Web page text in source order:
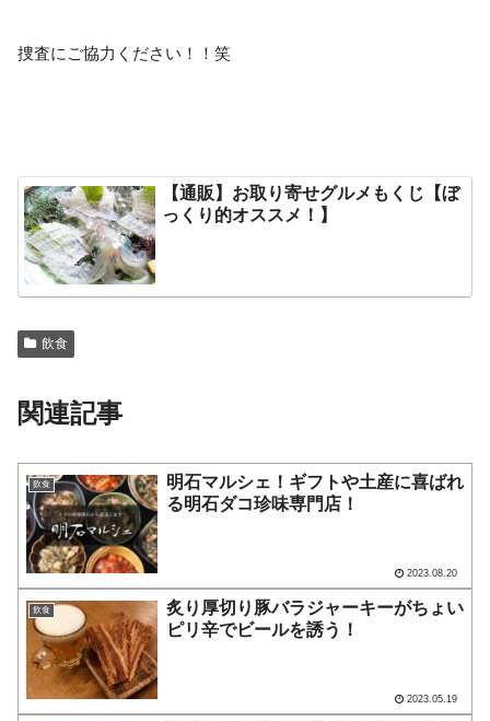
捜査にご協力ください！！笑
【通販】お取り寄せグルメもくじ【ぼ
っくり的オススメ！】
飲食
関連記事
飲食
明石マルシェ！ギフトや土産に喜ばれ
る明石ダコ珍味専門店！
2023.08.20
飲食
炙り厚切り豚バラジャーキーがちょい
ピリ辛でビールを誘う！
2023.05.19